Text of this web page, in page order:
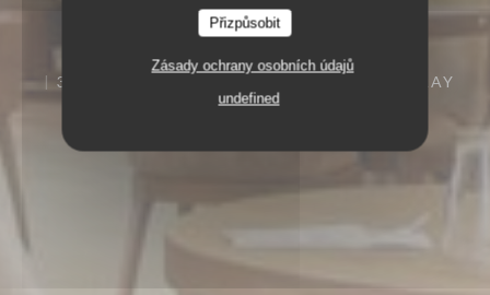
Přizpůsobit
Zásady ochrany osobních údajů
undefined
3 AVENUE DE LA DURANCE 78200 BUCHELAY